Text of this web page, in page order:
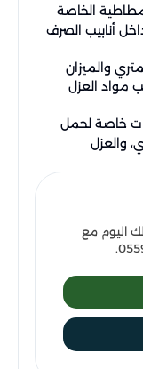
الخاصة
أنابيب الصرف
والميزان
مواد العزل
خاصة لحمل
والعزل
اليوم مع